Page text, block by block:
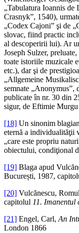
„Tabulatura Ioannis
Crasnyk”, 1540),
„Codex Cajoni” şi de
slovac, fiind practic
al descoperirii lui). Ar
Joseph Sulzer,
toate istoriile muzicale
etc.), dar şi de
„Allgemeine
semnate „Anonymus”,
publicate în nr. 30 din
sigur, de Eftimie
[18] Un sinonim
eternă a individualităţii
„care este propriu
obiectului, condiţional
[19] Blaga apud
București, 1987,
[20] Vulcănescu,
capitolul 11. Imanentul
[21] Engel, Carl, An
London 1866